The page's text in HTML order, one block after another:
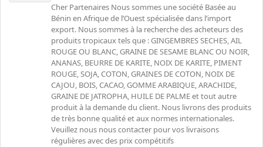
Cher Partenaires Nous sommes une société Basée au
Bénin en Afrique de l’Ouest spécialisée dans l’import
export. Nous sommes à la recherche des acheteurs des
produits tropicaux tels que : GINGEMBRES SECHES, AIL
ROUGE OU BLANC, GRAINE DE SESAME BLANC OU NOIR,
ANANAS, BEURRE DE KARITE, NOIX DE KARITE, PIMENT
ROUGE, SOJA, COTON, GRAINES DE COTON, NOIX DE
CAJOU, BOIS, CACAO, GOMME ARABIQUE, ARACHIDE,
GRAINE DE JATROPHA, HUILE DE PALME et tout autre
produit à la demande du client. Nous livrons des produits
de très bonne qualité et aux normes internationales.
Veuillez nous nous contacter pour vos livraisons
régulières avec des prix compétitifs